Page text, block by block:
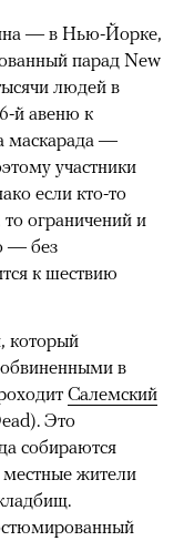
— в Нью-Йорке,
парад New
людей в
й авеню к
маскарада —
участники
если кто-то
то ограничений и
— без
к шествию
который
в
Салемский
Это
собираются
жители